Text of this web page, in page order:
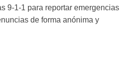
9-1-1 para reportar emergencias
de forma anónima y